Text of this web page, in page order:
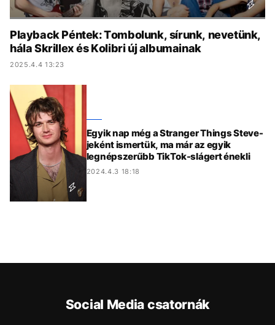
Playback Péntek: Tombolunk, sírunk, nevetünk,
hála Skrillex és Kolibri új albumainak
2025.4.4 13:23
Egyik nap még a Stranger Things Steve-
jeként ismertük, ma már az egyik
legnépszerűbb TikTok-slágert énekli
2024.4.3 18:18
Social Media csatornák